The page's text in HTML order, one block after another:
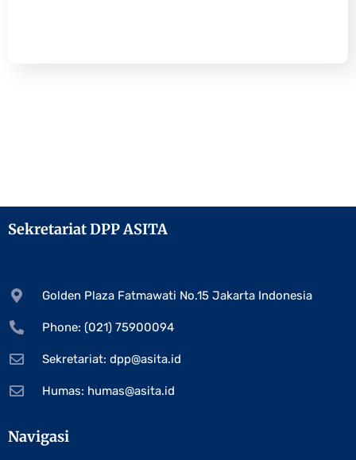
Sekretariat DPP ASITA
Golden Plaza Fatmawati No.15 Jakarta Indonesia
Phone: (021) 75900094
Sekretariat: dpp@asita.id
Humas: humas@asita.id
Navigasi